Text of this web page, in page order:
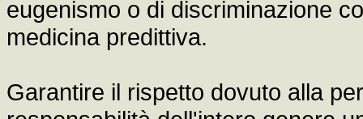
eugenismo o di discriminazione
medicina predittiva.
Garantire il rispetto dovuto alla